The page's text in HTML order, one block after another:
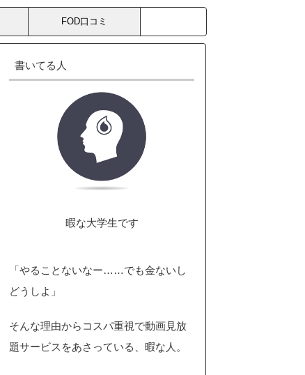
FOD口コミ
書いてる人
暇な大学生です
「やることないなー……でも金ないし
どうしよ」
そんな理由からコスパ重視で動画見放
題サービスをあさっている、暇な人。